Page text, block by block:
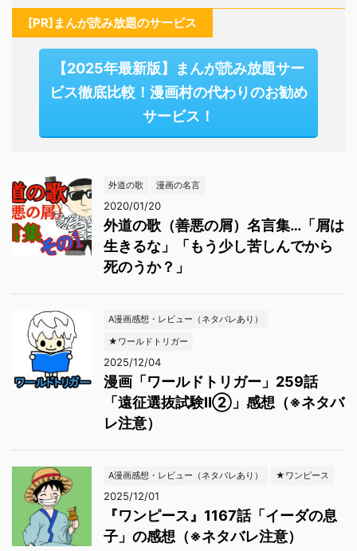
[PR]まんが読み放題のサービス
【2025年最新版】まんが読み放題サー
ビス徹底比較！漫画村の代わりのお勧め
サービス！
外道の歌 漫画の名言
2020/01/20
外道の歌（善悪の屑）名言集…「屑は
生きるな」「もう少し苦しんでから
死のうか？」
A漫画感想・レビュー（ネタバレあり）
★ワールドトリガー
2025/12/04
漫画「ワールドトリガー」259話
「遠征選抜試験Ⅱ②」感想（※ネタバ
レ注意）
A漫画感想・レビュー（ネタバレあり） ★ワンピース
2025/12/01
『ワンピース』1167話「イーダの息
子」の感想（※ネタバレ注意）